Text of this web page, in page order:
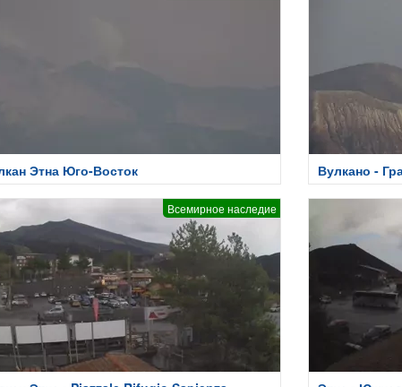
Этна Юго-Восток Вулкано -
Всемирное наследие